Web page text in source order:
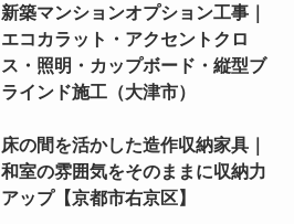
新築マンションオプション工事｜
エコカラット・アクセントクロ
ス・照明・カップボード・縦型ブ
ラインド施工（大津市）
床の間を活かした造作収納家具｜
和室の雰囲気をそのままに収納力
アップ【京都市右京区】